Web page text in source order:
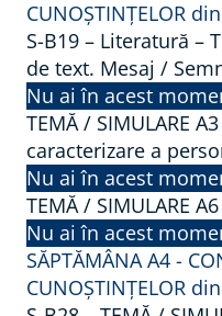
CUNOȘTINȚELOR
S-B19 – Literatură –
de text. Mesaj /
Nu ai în acest
TEMĂ / SIMULARE
caracterizare a
Nu ai în acest
TEMĂ / SIMULARE
Nu ai în acest
SĂPTĂMÂNA A4 -
CUNOȘTINȚELOR